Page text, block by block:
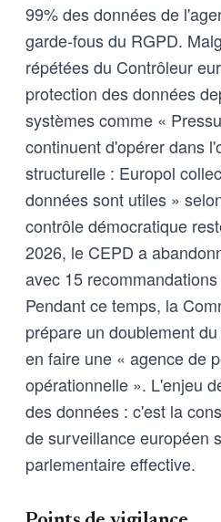
99% des données de
garde-fous du RGPD.
répétées du Contrôleur
protection des données
systèmes comme «
continuent d'opérer dans
structurelle : Europol
données sont utiles »
contrôle démocratique
2026, le CEPD a
avec 15
Pendant ce temps, la
prépare un doublement
en faire une « agence de
opérationnelle ». L'enjeu
des données : c'est la
de surveillance européen
parlementaire effective.